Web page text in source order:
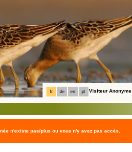
fr de en pl Visiteur Anonyme
n'existe pas/plus ou vous n'y avez pas accès.